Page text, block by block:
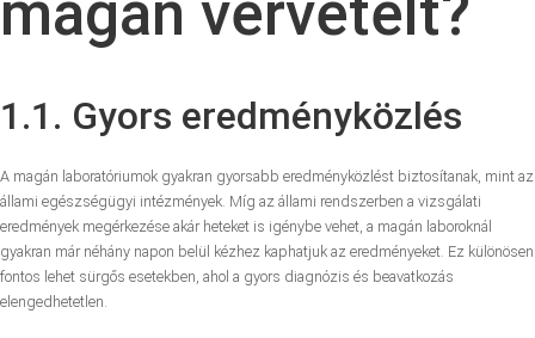
1.1. Gyors eredményközlés
A magán laboratóriumok gyakran gyorsabb eredményközlést biztosítanak, mint az
állami egészségügyi intézmények. Míg az állami rendszerben a vizsgálati
eredmények megérkezése akár heteket is igénybe vehet, a magán laboroknál
gyakran már néhány napon belül kézhez kaphatjuk az eredményeket. Ez különösen
fontos lehet sürgős esetekben, ahol a gyors diagnózis és beavatkozás
elengedhetetlen.